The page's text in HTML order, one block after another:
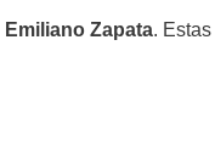
Emiliano Zapata.